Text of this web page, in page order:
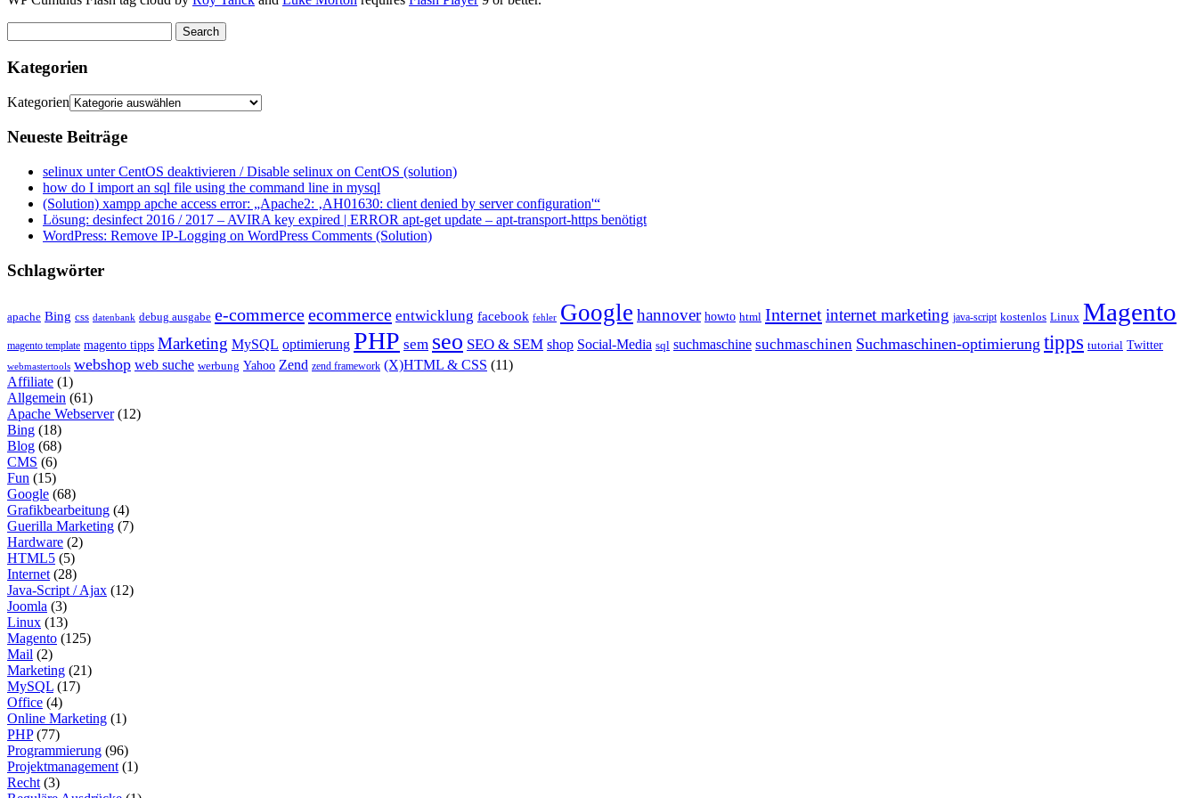
Kategorien
Kategorien
Neueste Beiträge
selinux unter CentOS deaktivieren / Disable selinux on CentOS (solution)
how do I import an sql file using the command line in mysql
(Solution) xampp apche access error: „Apache2: ‚AH01630: client denied by server configuration'“
Lösung: desinfect 2016 / 2017 – AVIRA key expired | ERROR apt-get update – apt-transport-https benötigt
WordPress: Remove IP-Logging on WordPress Comments (Solution)
Schlagwörter
apache Bing css datenbank debug ausgabe e-commerceecommerce entwicklung facebook fehler Google hannover howto html Internetinternet marketing java-script kostenlos Linux Magento
magento template magento tipps Marketing MySQL optimierung PHP sem seo SEO & SEM shop Social-Media sql suchmaschine suchmaschinen Suchmaschinen-optimierung tipps tutorial Twitter
webmastertools webshop web suche werbung Yahoo Zend zend framework (X)HTML & CSS (11)
Affiliate (1)
Allgemein (61)
Apache Webserver(12)
Bing (18)
Blog (68)
CMS (6)
Fun (15)
Google (68)
Grafikbearbeitung (4)
Guerilla Marketing (7)
Hardware (2)
HTML5 (5)
Internet (28)
Java-Script / Ajax (12)
Joomla (3)
Linux (13)
Magento (125)
Mail (2)
Marketing (21)
MySQL (17)
Office (4)
Online Marketing (1)
PHP(77)
Programmierung (96)
Projektmanagement (1)
Recht (3)